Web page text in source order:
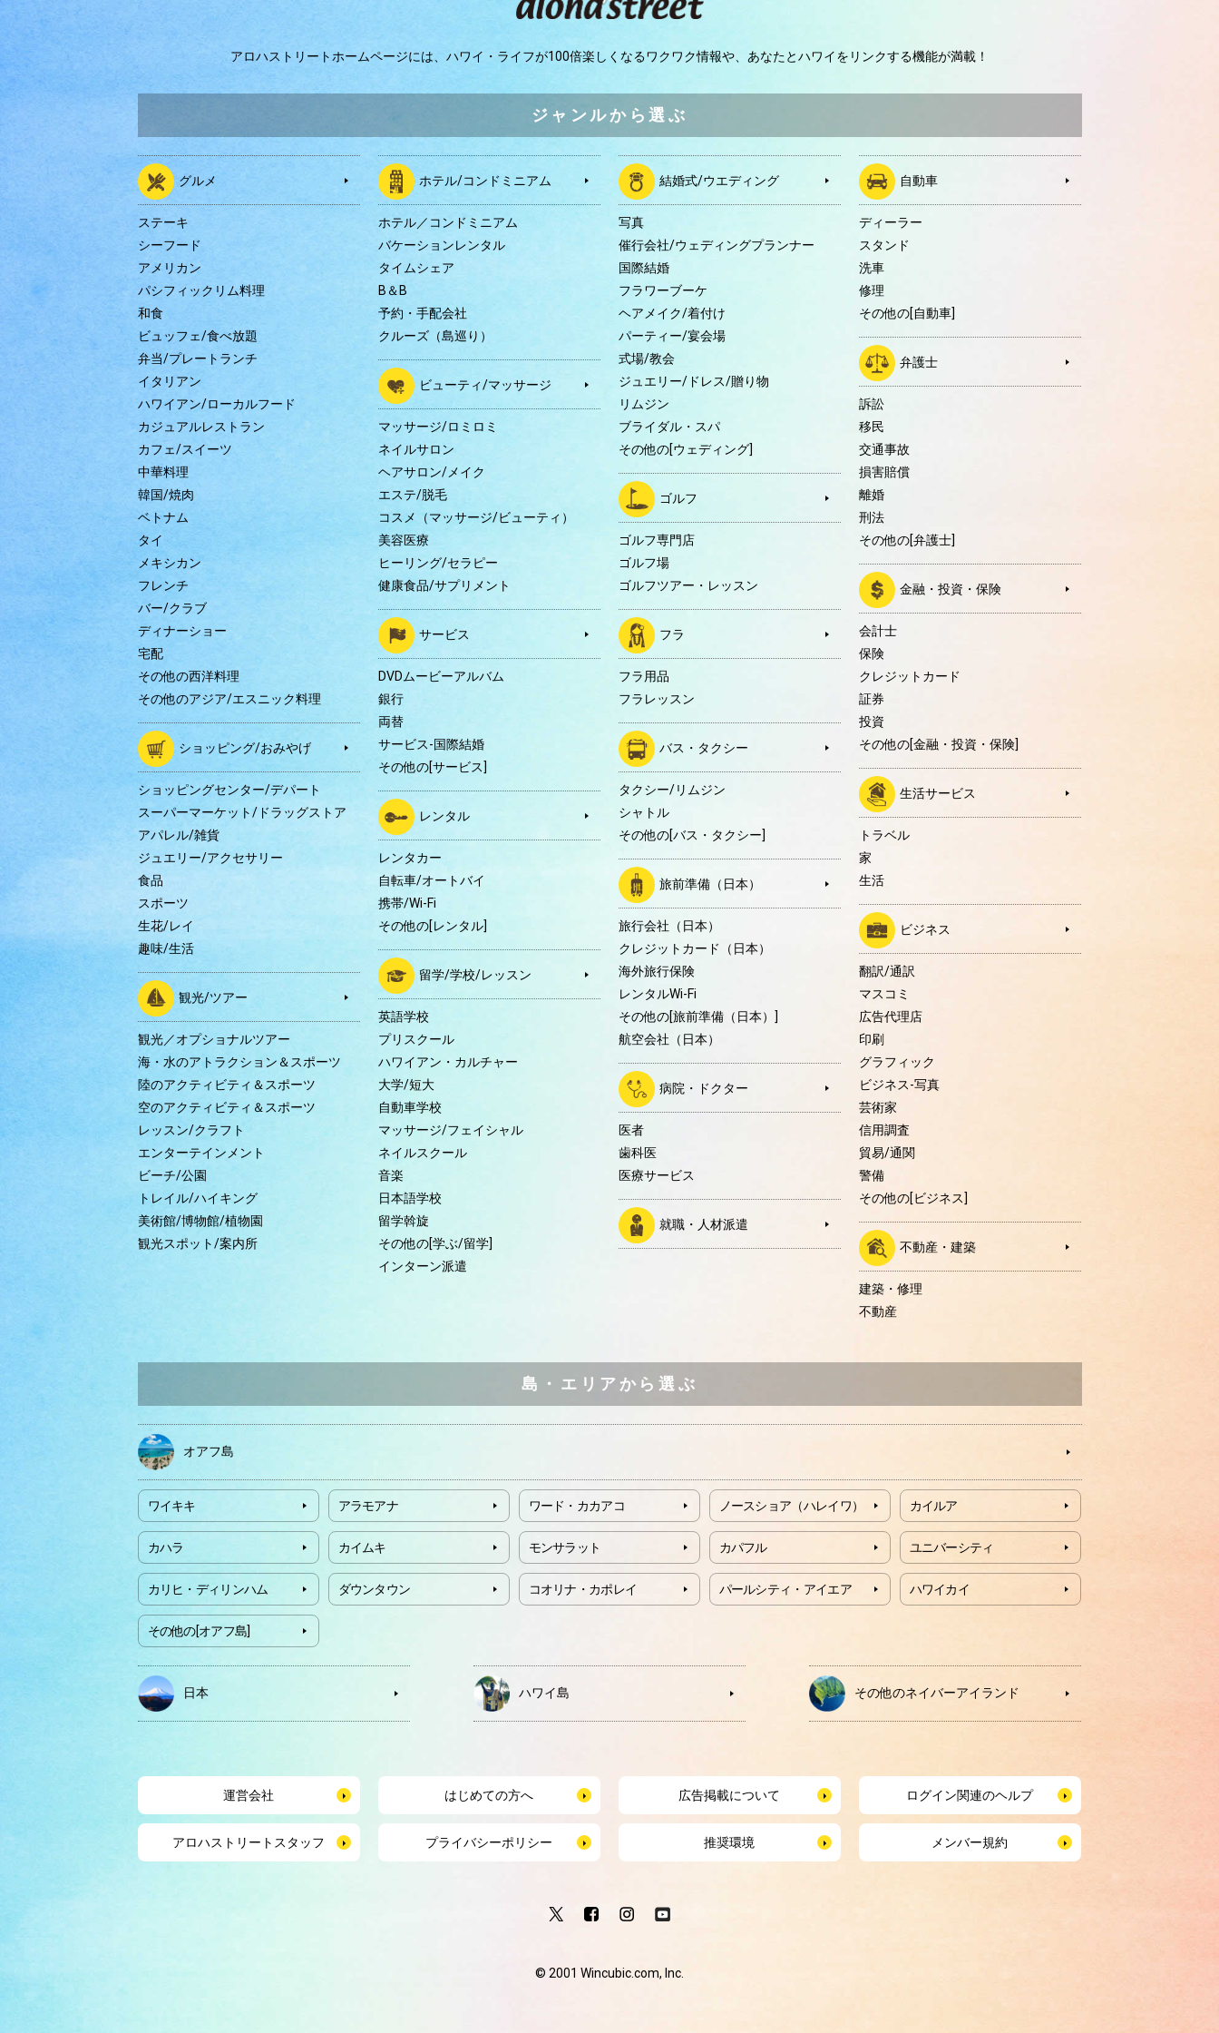
アロハストリートホームページには、 ハワイ・ライフが100倍楽しくなるワクワク情報や、 あなたとハワイをリンクする機能が満載！
ジャンルから選ぶ
グルメ
ステーキ
シーフード
アメリカン
パシフィックリム料理
和食
ビュッフェ/食べ放題
弁当/プレートランチ
イタリアン
ハワイアン/ローカルフード
カジュアルレストラン
カフェ/スイーツ
中華料理
韓国/焼肉
ベトナム
タイ
メキシカン
フレンチ
バー/クラブ
ディナーショー
宅配
その他の西洋料理
その他のアジア/エスニック料理
ショッピング/おみやげ
ショッピングセンター/デパート
スーパーマーケット/ドラッグストア
アパレル/雑貨
ジュエリー/アクセサリー
食品
スポーツ
生花/レイ
趣味/生活
観光/ツアー
観光／オプショナルツアー
海・水のアトラクション＆スポーツ
陸のアクティビティ＆スポーツ
空のアクティビティ＆スポーツ
レッスン/クラフト
エンターテインメント
ビーチ/公園
トレイル/ハイキング
美術館/博物館/植物園
観光スポット/案内所
ホテル/コンドミニアム
ホテル／コンドミニアム
バケーションレンタル
タイムシェア
B＆B
予約・手配会社
クルーズ（島巡り）
ビューティ/マッサージ
マッサージ/ロミロミ
ネイルサロン
ヘアサロン/メイク
エステ/脱毛
コスメ（マッサージ/ビューティ）
美容医療
ヒーリング/セラピー
健康食品/サプリメント
サービス
DVDムービーアルバム
銀行
両替
サービス-国際結婚
その他の[サービス]
レンタル
レンタカー
自転車/オートバイ
携帯/Wi-Fi
その他の[レンタル]
留学/学校/レッスン
英語学校
プリスクール
ハワイアン・カルチャー
大学/短大
自動車学校
マッサージ/フェイシャル
ネイルスクール
音楽
日本語学校
留学斡旋
その他の[学ぶ/留学]
インターン派遣
結婚式/ウエディング
写真
催行会社/ウェディングプランナー
国際結婚
フラワーブーケ
ヘアメイク/着付け
パーティー/宴会場
式場/教会
ジュエリー/ドレス/贈り物
リムジン
ブライダル・スパ
その他の[ウェディング]
ゴルフ
ゴルフ専門店
ゴルフ場
ゴルフツアー・レッスン
フラ
フラ用品
フラレッスン
バス・タクシー
タクシー/リムジン
シャトル
その他の[バス・タクシー]
旅前準備（日本）
旅行会社（日本）
クレジットカード（日本）
海外旅行保険
レンタルWi-Fi
その他の[旅前準備（日本）]
航空会社（日本）
病院・ドクター
医者
歯科医
医療サービス
就職・人材派遣
自動車
ディーラー
スタンド
洗車
修理
その他の[自動車]
弁護士
訴訟
移民
交通事故
損害賠償
離婚
刑法
その他の[弁護士]
金融・投資・保険
会計士
保険
クレジットカード
証券
投資
その他の[金融・投資・保険]
生活サービス
トラベル
家
生活
ビジネス
翻訳/通訳
マスコミ
広告代理店
印刷
グラフィック
ビジネス-写真
芸術家
信用調査
貿易/通関
警備
その他の[ビジネス]
不動産・建築
建築・修理
不動産
島・エリアから選ぶ
オアフ島
ワイキキ アラモアナ ワード・カカアコ ノースショア（ハレイワ） カイルア
カハラ カイムキ モンサラット カパフル ユニバーシティ
カリヒ・ディリンハム ダウンタウン コオリナ・カポレイ パールシティ・アイエア ハワイカイ
その他の[オアフ島]
日本 ハワイ島 その他のネイバーアイランド
運営会社 はじめての方へ 広告掲載について ログイン関連のヘルプ
アロハストリートスタッフ プライバシーポリシー 推奨環境 メンバー規約
© 2001 Wincubic.com, Inc.